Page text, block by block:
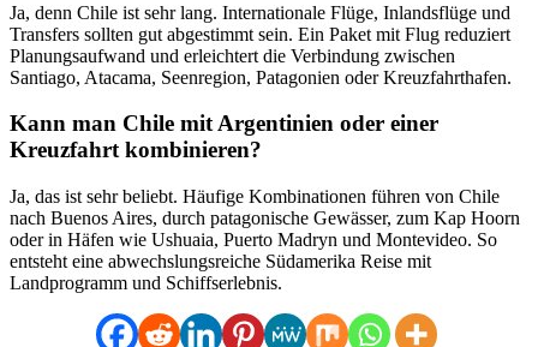
Ja, denn Chile ist sehr lang. Internationale Flüge, Inlandsflüge und
Transfers sollten gut abgestimmt sein. Ein Paket mit Flug reduziert
Planungsaufwand und erleichtert die Verbindung zwischen
Santiago, Atacama, Seenregion, Patagonien oder Kreuzfahrthafen.
Kann man Chile mit Argentinien oder einer
Kreuzfahrt kombinieren?
Ja, das ist sehr beliebt. Häufige Kombinationen führen von Chile
nach Buenos Aires, durch patagonische Gewässer, zum Kap Hoorn
oder in Häfen wie Ushuaia, Puerto Madryn und Montevideo. So
entsteht eine abwechslungsreiche Südamerika Reise mit
Landprogramm und Schiffserlebnis.